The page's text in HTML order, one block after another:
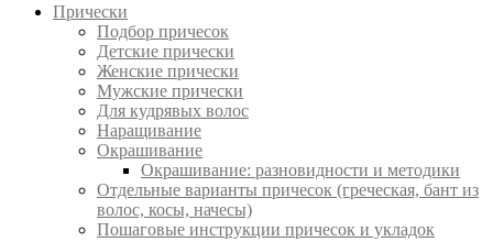
Прически
Подбор причесок
Детские прически
Женские прически
Мужские прически
Для кудрявых волос
Наращивание
Окрашивание
Окрашивание: разновидности и методики
Отдельные варианты причесок (греческая, бант из
волос, косы, начесы)
Пошаговые инструкции причесок и укладок